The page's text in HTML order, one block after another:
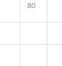
80